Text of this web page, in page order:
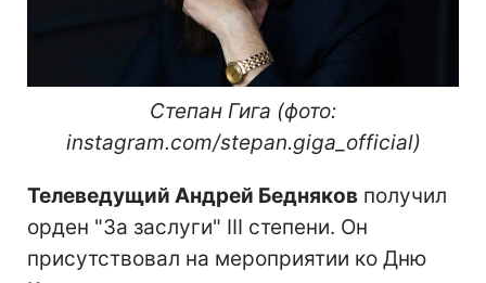
Степан Гига (фото:
instagram.com/stepan.giga_official)
Телеведущий Андрей Бедняков получил
орден "За заслуги" III степени. Он
присутствовал на мероприятии ко Дню